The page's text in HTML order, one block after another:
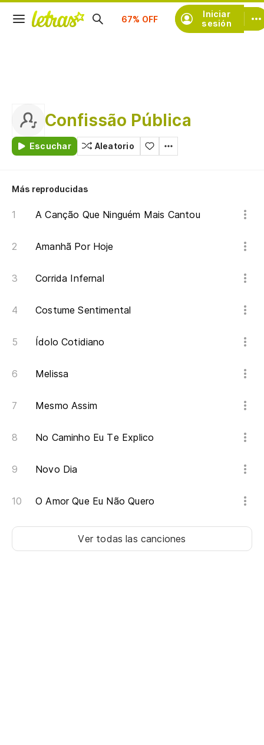
Iniciar
sesión
Suscríbete
Confissão Pública
Escuchar Aleatorio
Más reproducidas
A Canção Que Ninguém Mais Cantou
Amanhã Por Hoje
Corrida Infernal
Costume Sentimental
Ídolo Cotidiano
Melissa
Mesmo Assim
No Caminho Eu Te Explico
Novo Dia
O Amor Que Eu Não Quero
Ver todas las canciones